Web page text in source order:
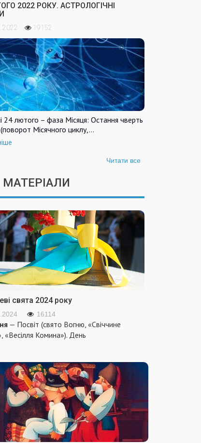
2022 РОКУ. АСТРОЛОГІЧНІ
2022 19152
24 лютого – фаза Місяця: Остання чверть
Місячного циклу,…
Читати все
МАТЕРІАЛИ
свята 2024 року
16114
— Посвіт (свято Вогню, «Свіччине
«Весілля Комина»). День